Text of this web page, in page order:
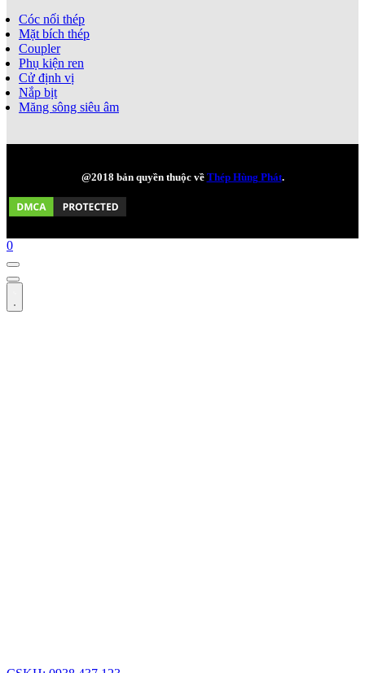
Cóc nối thép
Mặt bích thép
Coupler
Phụ kiện ren
Cử định vị
Nắp bịt
Măng sông siêu âm
@2018 bản quyền thuộc về Thép Hùng Phát.
0